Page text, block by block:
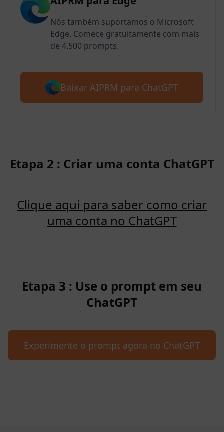
Nós também suportamos o Microsoft
Edge. Comece gratuitamente com mais
de 4.500 prompts.
Baixar AIPRM para ChatGPT
Etapa 2 : Criar uma conta ChatGPT
Clique aqui para saber como criar
uma conta no ChatGPT
Etapa 3 : Use o prompt em seu
ChatGPT
Experimente o prompt agora no ChatGPT